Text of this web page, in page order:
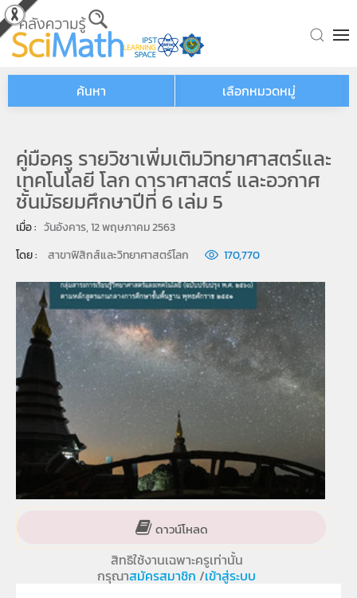
Skip to main content
ค้นหา เลือกหมวดหมู่
คู่มือครู รายวิชาเพิ่มเติมวิทยาศาสตร์และ
เทคโนโลยี โลก ดาราศาสตร์ และอวกาศ
ชั้นมัธยมศึกษาปีที่ 6 เล่ม 5
เมื่อ : วันอังคาร, 12 พฤษภาคม 2563
โดย :
สาขาฟิสิกส์และวิทยาศาสตร์โลก 170,770
ดาวน์โหลด
สิทธิใช้งานเฉพาะครูเท่านั้น
กรุณาสมัครสมาชิก /เข้าสู่ระบบ